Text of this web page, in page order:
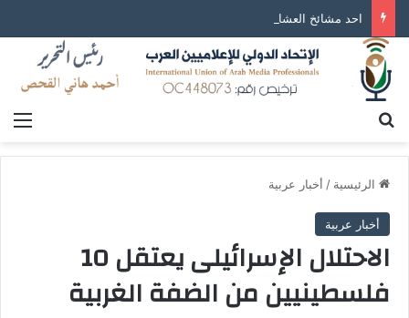
الرئيسية / أخبار عربية
أخبار عربية
الاحتلال الإسرائيلى يعتقل 10
فلسطينيين من الضفة الغربية